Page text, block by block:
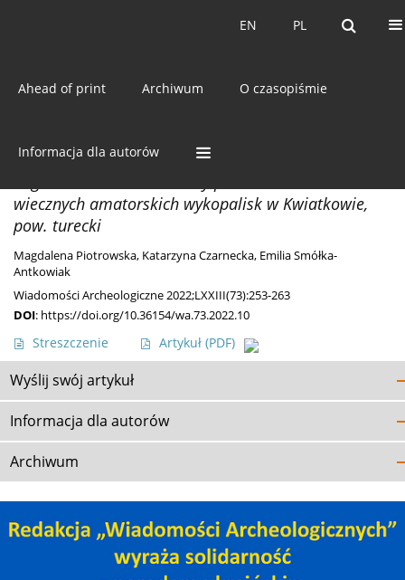
PL
EN PL
EN
Ahead of print Archiwum O czasopiśmie
Informacja dla autorów
Słowo kluczowe zamek kasetki
ODKRYCIA
wiecznych amatorskich wykopalisk w Kwiatkowie,
pow. turecki
Magdalena Piotrowska, Katarzyna Czarnecka, Emilia Smółka-
Antkowiak
Wiadomości Archeologiczne 2022;LXXIII(73):253-263
DOI: https://doi.org/10.36154/wa.73.2022.10
Streszczenie Artykuł (PDF)
Wyślij swój artykuł
Informacja dla autorów
Archiwum